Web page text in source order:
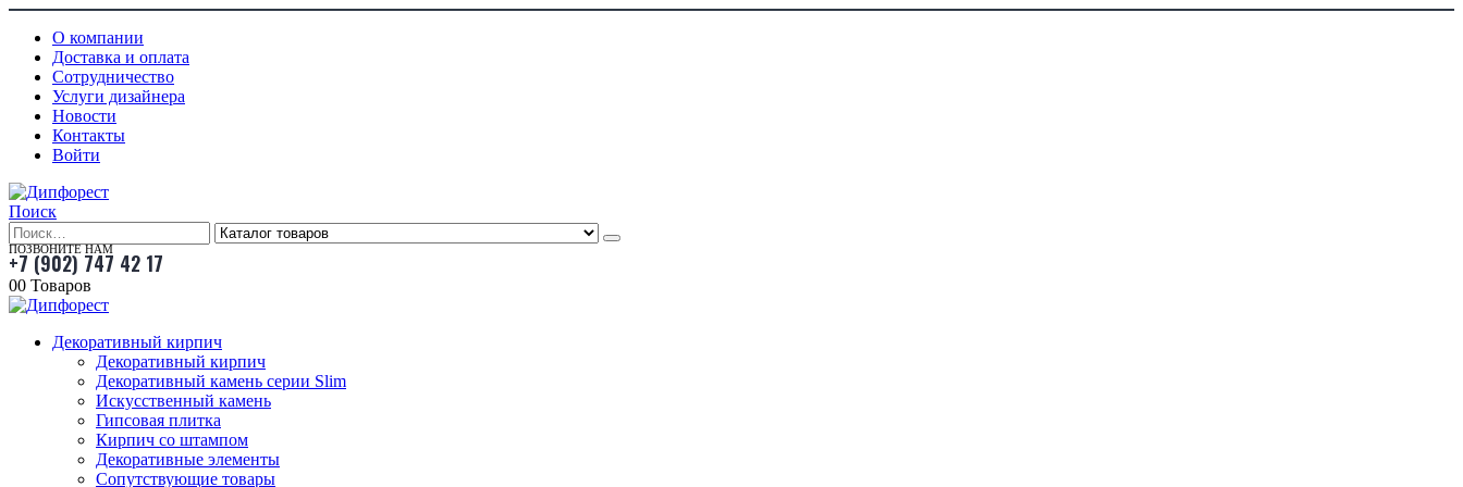
О компании
Доставка и оплата
Сотрудничество
Услуги дизайнера
Новости
Контакты
Войти
Поиск
ПОЗВОНИТЕ НАМ
+7 (902) 747 42 17
00 Товаров
Декоративный кирпич
Декоративный кирпич
Декоративный камень серии Slim
Искусственный камень
Гипсовая плитка
Кирпич со штампом
Декоративные элементы
Сопутствующие товары